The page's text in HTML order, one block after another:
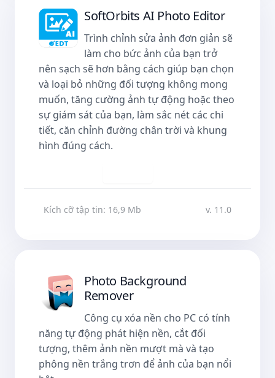
SoftOrbits AI Photo Editor
Trình chỉnh sửa ảnh đơn giản sẽ
làm cho bức ảnh của bạn trở
nên sạch sẽ hơn bằng cách giúp bạn chọn
và loại bỏ những đối tượng không mong
muốn, tăng cường ảnh tự động hoặc theo
sự giám sát của bạn, làm sắc nét các chi
tiết, căn chỉnh đường chân trời và khung
hình đúng cách.
Kích cỡ tập tin: 16,9 Mb v. 11.0
Photo Background
Remover
Công cụ xóa nền cho PC có tính
năng tự động phát hiện nền, cắt đối
tượng, thêm ảnh nền mượt mà và tạo
phông nền trắng trơn để ảnh của bạn nổi